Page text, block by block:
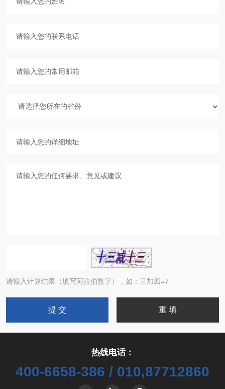
请输入计算结果（填写阿拉伯数字），如：三加四=7
热线电话：
400-6658-386 / 010,87712860